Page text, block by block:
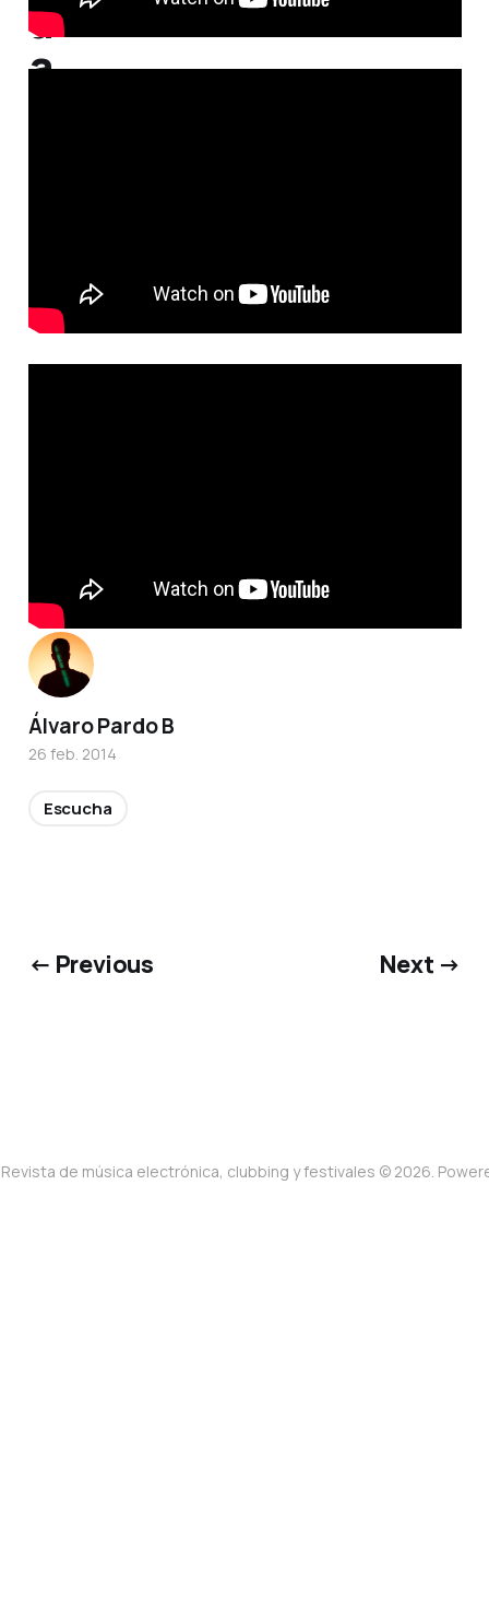
a
a
Álvaro Pardo B
26 feb. 2014
Escucha
← Previous Next →
de música electrónica, clubbing y festivales © 2026.